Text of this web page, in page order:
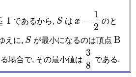
1 であるから, S
S は
\dfrac{1}
{2}
x =
2
1
のと
えに, S
S が最小になるのは頂点 B
場合で, その最小値は \dfrac{3}
{8}
8
3
である.